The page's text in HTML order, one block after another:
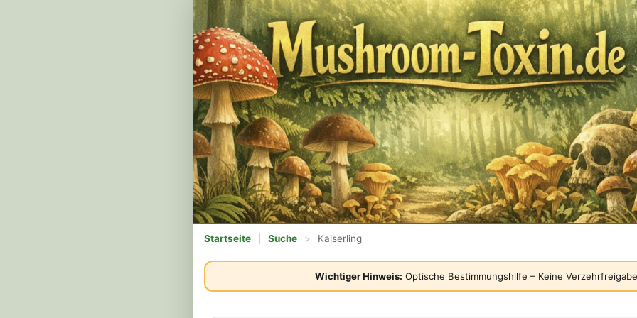
Startseite Suche > Kaiserling
Wichtiger Hinweis: Optische Bestimmungshilfe – Keine